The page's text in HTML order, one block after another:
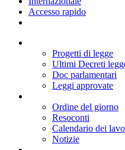
Accesso rapido
Progetti di legge
Ultimi Decreti
Doc parlamentari
Leggi approvate
Ordine del giorno
Resoconti
Calendario dei
Notizie